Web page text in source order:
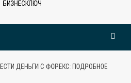
БИЗНЕСКЛЮЧ
ДЕНЬГИ С ФОРЕКС: ПОДРОБНОЕ